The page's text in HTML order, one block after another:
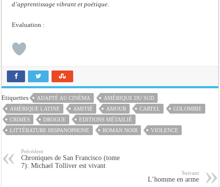
d’apprentissage vibrant et poétique.
Evaluation :
Etiquettes ADAPTÉ AU CINÉMA
AMÉRIQUE DU SUD
AMÉRIQUE LATINE
AMITIÉ AMOUR CARTEL
COLOMBIE
CRIMES
DROGUE
EDITIONS MÉTAILIÉ
LITTÉRATURE HISPANOPHONE
ROMAN NOIR VIOLENCE
Précédent
Chroniques de San Francisco (tome
7): Michael Tolliver est vivant
Suivant
L’homme en arme